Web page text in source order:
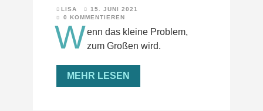
LISA
15. JUNI 2021
0 KOMMENTIEREN
Wenn das kleine Problem,
zum Großen wird.
MEHR LESEN